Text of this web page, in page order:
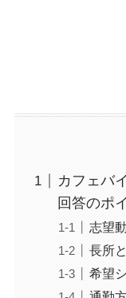
カフェバ
回答のポ
志望
長所
希望